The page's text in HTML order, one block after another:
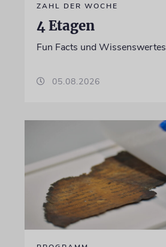
ZAHL DER WOCHE
4 Etagen
Fun Facts und Wissenswertes
05.08.2026